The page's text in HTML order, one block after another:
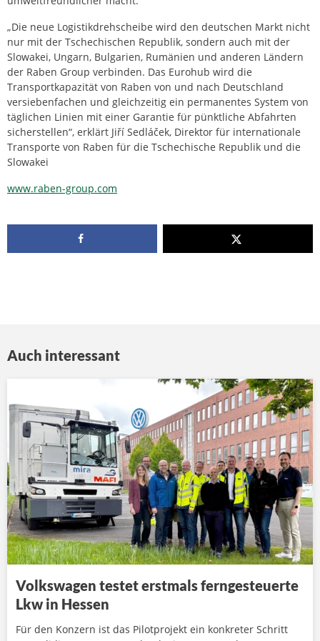
„Die neue Logistikdrehscheibe wird den deutschen Markt nicht
nur mit der Tschechischen Republik, sondern auch mit der
Slowakei, Ungarn, Bulgarien, Rumänien und anderen Ländern
der Raben Group verbinden. Das Eurohub wird die
Transportkapazität von Raben von und nach Deutschland
versiebenfachen und gleichzeitig ein permanentes System von
täglichen Linien mit einer Garantie für pünktliche Abfahrten
sicherstellen“, erklärt Jiří Sedláček, Direktor für internationale
Transporte von Raben für die Tschechische Republik und die
Slowakei
www.raben-group.com
Auch interessant
Volkswagen testet erstmals ferngesteuerte
Lkw in Hessen
Für den Konzern ist das Pilotprojekt ein konkreter Schritt